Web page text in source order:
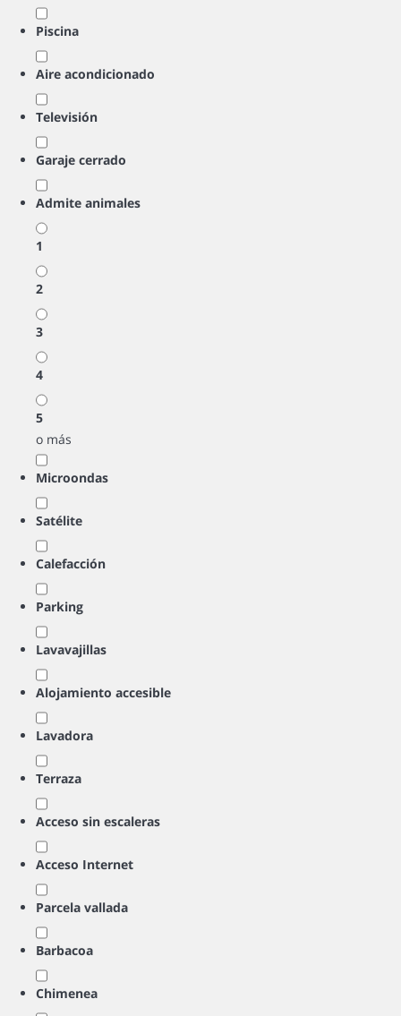
Piscina
Aire acondicionado
Televisión
Garaje cerrado
Admite animales
1
2
3
4
5
o más
Microondas
Satélite
Calefacción
Parking
Lavavajillas
Alojamiento accesible
Lavadora
Terraza
Acceso sin escaleras
Acceso Internet
Parcela vallada
Barbacoa
Chimenea